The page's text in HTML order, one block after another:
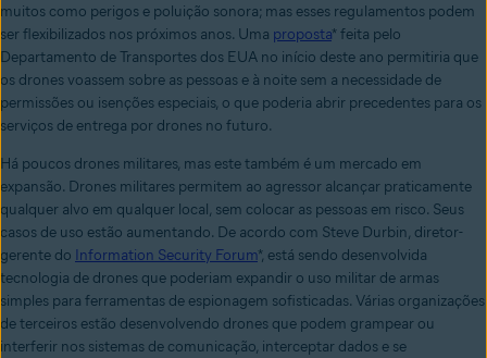
muitos como perigos e poluição sonora; mas esses regulamentos podem
ser flexibilizados nos próximos anos. Uma proposta* feita pelo
Departamento de Transportes dos EUA no início deste ano permitiria que
os drones voassem sobre as pessoas e à noite sem a necessidade de
permissões ou isenções especiais, o que poderia abrir precedentes para os
serviços de entrega por drones no futuro.
Há poucos drones militares, mas este também é um mercado em
expansão. Drones militares permitem ao agressor alcançar praticamente
qualquer alvo em qualquer local, sem colocar as pessoas em risco. Seus
casos de uso estão aumentando. De acordo com Steve Durbin, diretor-
gerente do Information Security Forum*, está sendo desenvolvida
tecnologia de drones que poderiam expandir o uso militar de armas
simples para ferramentas de espionagem sofisticadas. Várias organizações
de terceiros estão desenvolvendo drones que podem grampear ou
interferir nos sistemas de comunicação, interceptar dados e se